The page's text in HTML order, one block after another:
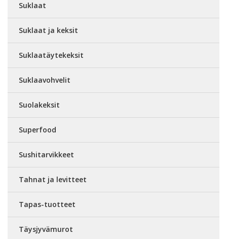
Suklaat
Suklaat ja keksit
Suklaatäytekeksit
Suklaavohvelit
Suolakeksit
Superfood
Sushitarvikkeet
Tahnat ja levitteet
Tapas-tuotteet
Täysjyvämurot